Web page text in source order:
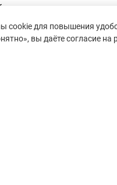
полосу, пляжи,
Недостатки, они
проваливаются) догнать
для повышения
вы даёте согласие на